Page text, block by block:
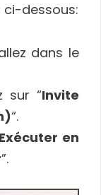
ci-dessous:
dans le
sur “Invite
“.
Exécuter en
”.